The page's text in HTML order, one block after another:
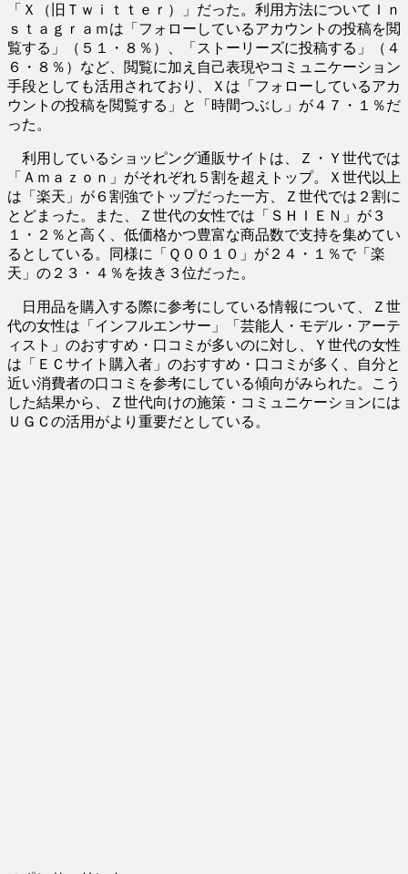
「Ｘ（旧Ｔｗｉｔｔｅｒ）」だった。利用方法についてＩｎ
ｓｔａｇｒａｍは「フォローしているアカウントの投稿を閲
覧する」（５１・８％）、「ストーリーズに投稿する」（４
６・８％）など、閲覧に加え自己表現やコミュニケーション
手段としても活用されており、Ｘは「フォローしているアカ
ウントの投稿を閲覧する」と「時間つぶし」が４７・１％だ
った。
利用しているショッピング通販サイトは、Ｚ・Ｙ世代では
「Ａｍａｚｏｎ」がそれぞれ５割を超えトップ。Ｘ世代以上
は「楽天」が６割強でトップだった一方、Ｚ世代では２割に
とどまった。また、Ｚ世代の女性では「ＳＨＩＥＮ」が３
１・２％と高く、低価格かつ豊富な商品数で支持を集めてい
るとしている。同様に「Ｑ００１０」が２４・１％で「楽
天」の２３・４％を抜き３位だった。
日用品を購入する際に参考にしている情報について、Ｚ世
代の女性は「インフルエンサー」「芸能人・モデル・アーテ
ィスト」のおすすめ・口コミが多いのに対し、Ｙ世代の女性
は「ＥＣサイト購入者」のおすすめ・口コミが多く、自分と
近い消費者の口コミを参考にしている傾向がみられた。こう
した結果から、Ｚ世代向けの施策・コミュニケーションには
ＵＧＣの活用がより重要だとしている。